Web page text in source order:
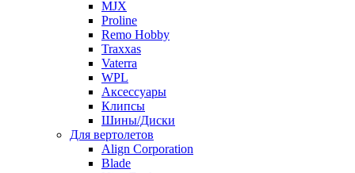
MJX
Proline
Remo Hobby
Traxxas
Vaterra
WPL
Аксессуары
Клипсы
Шины/Диски
Для вертолетов
Align Corporation
Blade